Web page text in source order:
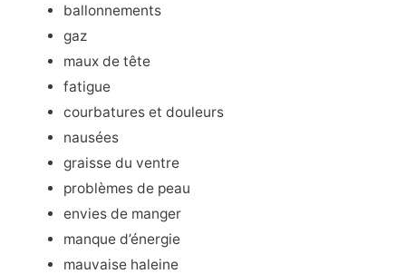
ballonnements
gaz
maux de tête
fatigue
courbatures et douleurs
nausées
graisse du ventre
problèmes de peau
envies de manger
manque d’énergie
mauvaise haleine